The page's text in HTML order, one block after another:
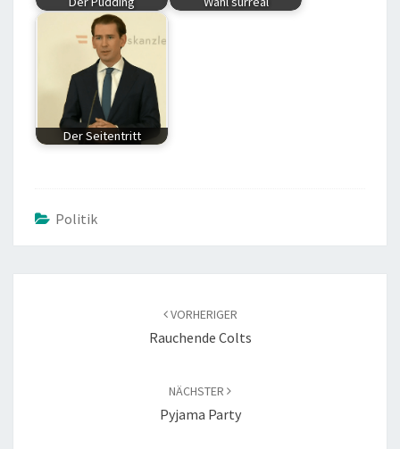
Der Seitentritt
Politik
VORHERIGER
Rauchende Colts
NÄCHSTER
Pyjama Party